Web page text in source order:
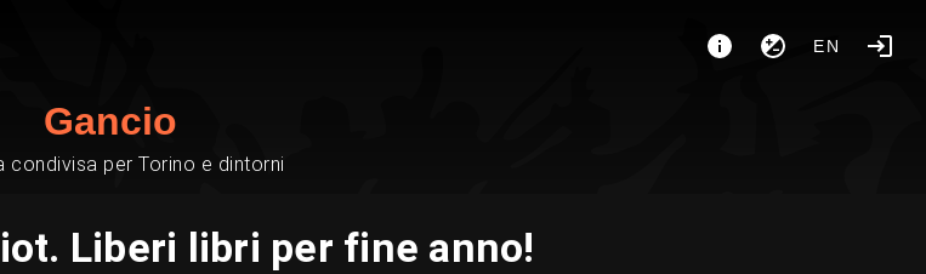
EN
Gancio
condivisa per Torino e dintorni
Liberi libri per fine anno!